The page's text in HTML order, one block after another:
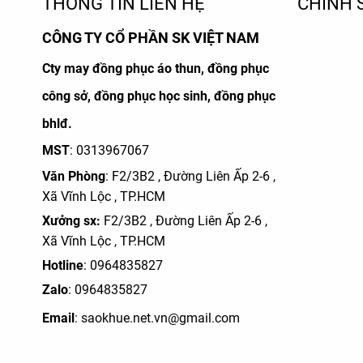
CÔNG TY CỔ PHẦN SK VIỆT NAM
Cty may đồng phục áo thun, đồng phục
công sở, đồng phục học sinh, đồng phục
bhlđ.
MST: 0313967067
Văn Phòng: F2/3B2 , Đường Liên Ấp 2-6 ,
Xã Vĩnh Lộc , TP.HCM
Xưởng sx: F2/3B2 , Đường Liên Ấp 2-6 ,
Xã Vĩnh Lộc , TP.HCM
Hotline: 0964835827
Zalo: 0964835827
Email: saokhue.net.vn@gmail.com